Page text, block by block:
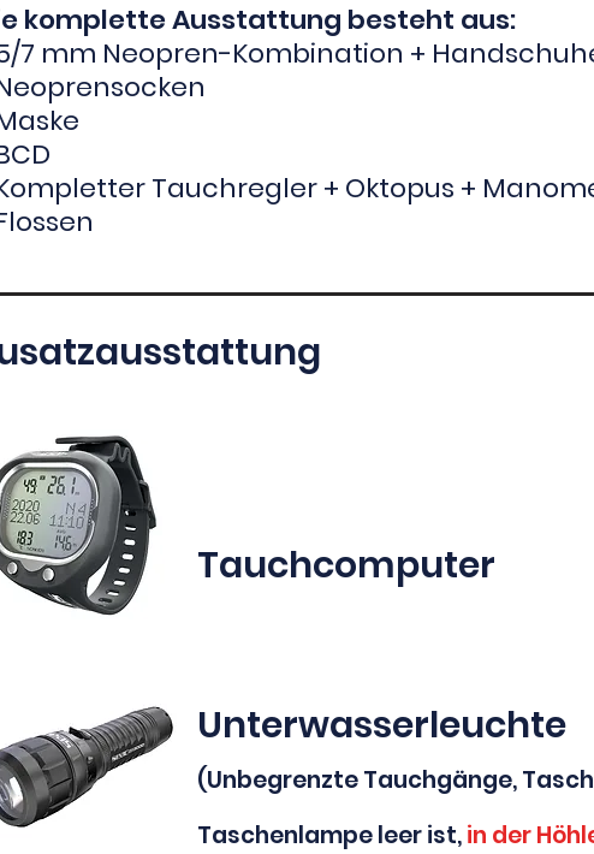
komplette Ausstattung besteht aus:
7 mm Neopren-Kombination +
rensocken
Tauchregler + Oktopus +
Tauchcomputer
Unterwasserleuchte
(Unbegrenzte Tauchgänge,
Taschenlampe leer ist,in der